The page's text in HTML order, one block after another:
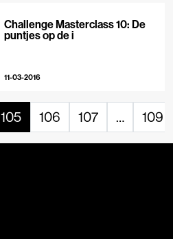
Challenge Masterclass 10: De
puntjes op de i
11-03-2016
105 106 107 … 109